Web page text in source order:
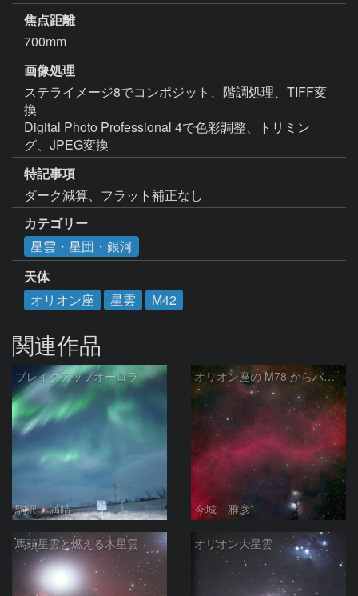
焦点距離
700mm
画像処理
ステライメージ8でコンポジット、階調処理、TIFF変
換
Digital Photo Professional 4で色彩調整、トリミン
グ、JPEG変換
特記事項
ダーク減算、フラット補正なし
カテゴリー
星雲・星団・銀河
天体
オリオン座
星雲 M42
関連作品
ブレイクアップオーロラ
駒沢 満晴
オリオン座の M78 からバーナードループをまたいで LDN1622あたり
今城 雅彦
馬頭星雲と燃える木星雲 オリオン大星雲